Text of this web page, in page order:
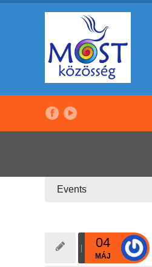
Events
04
MÁJ